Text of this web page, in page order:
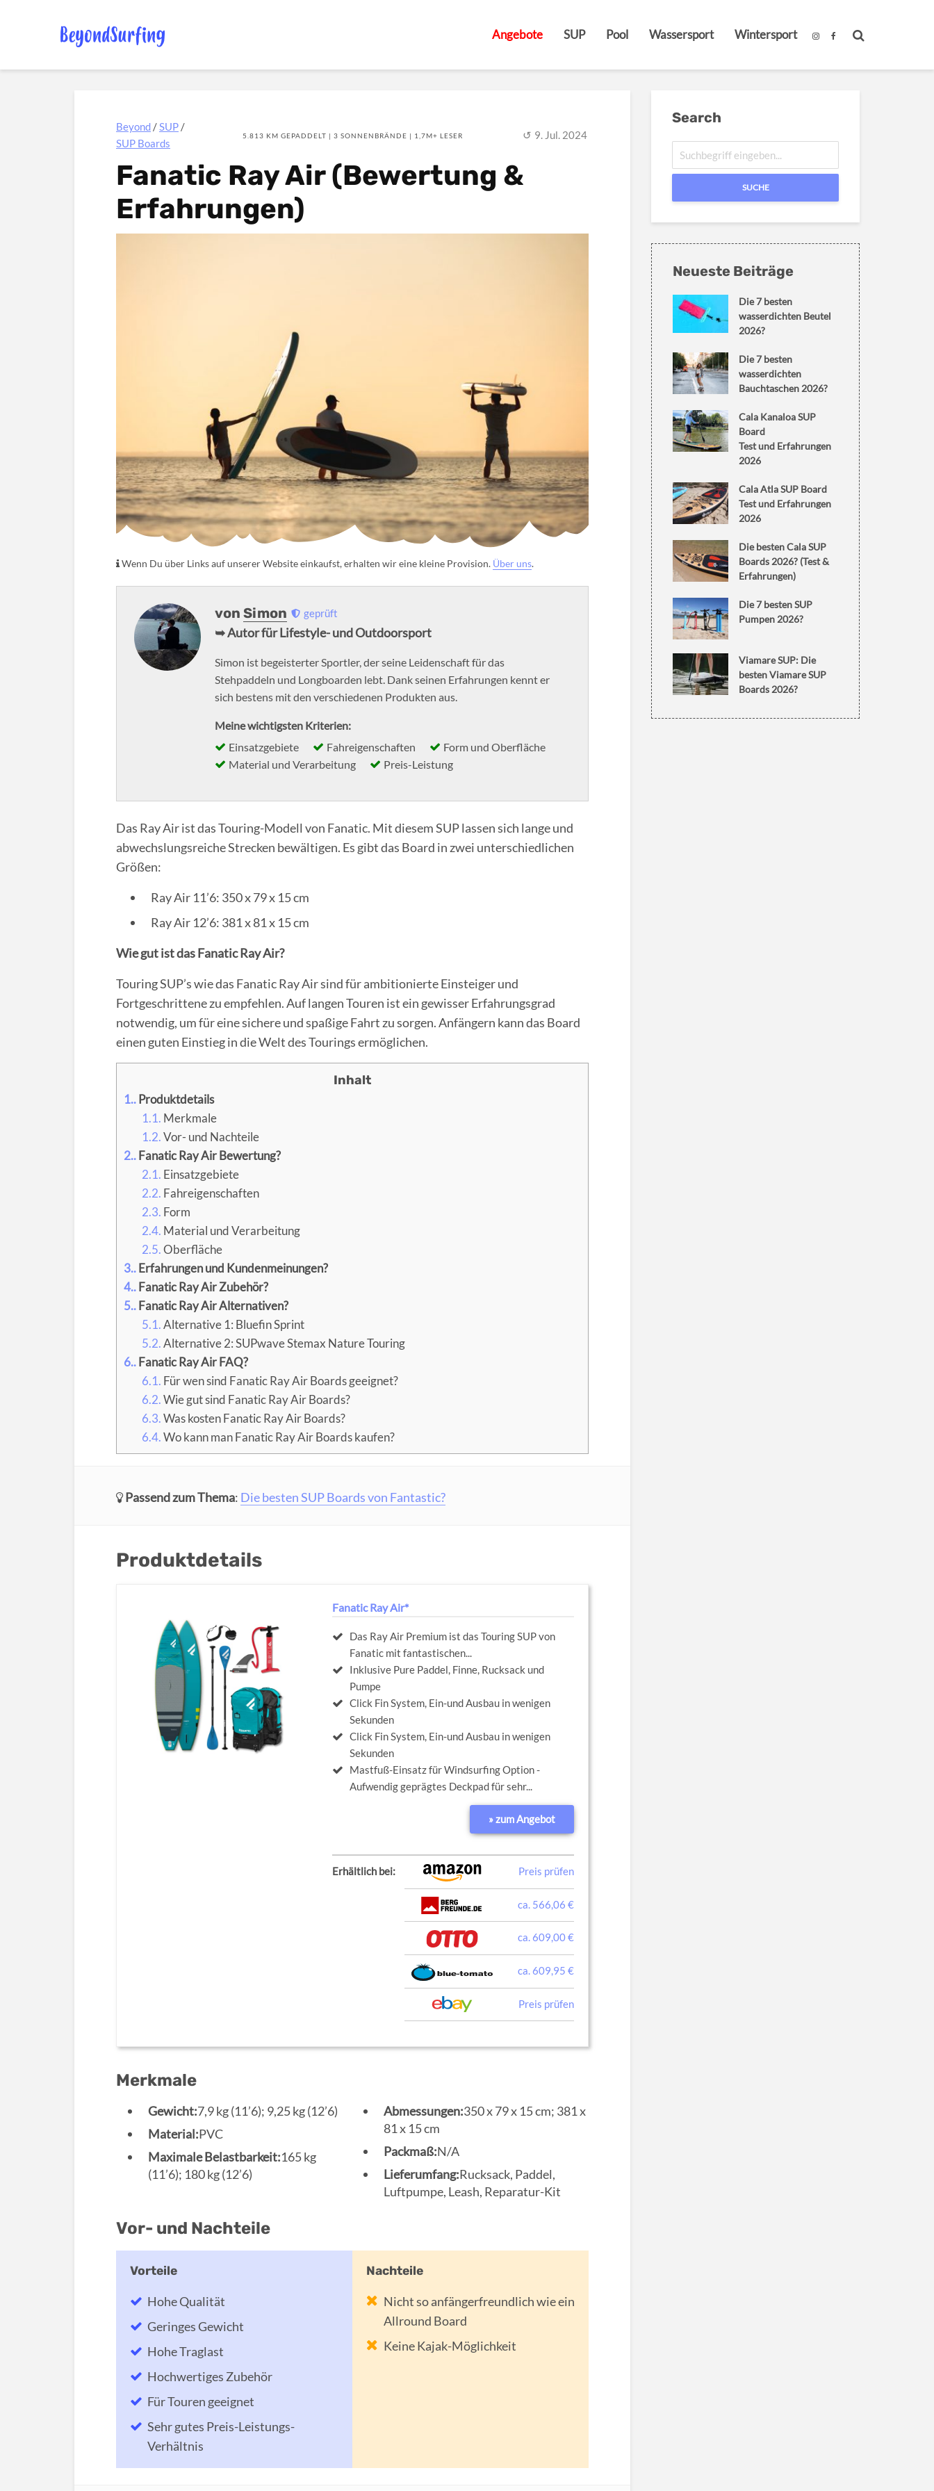
Angebote SUP Pool Wassersport Wintersport
Beyond /SUP /
SUP Boards
5.813 KM GEPADDELT | 3 SONNENBRÄNDE | 1,7M+ LESER 9. Jul. 2024
Fanatic Ray Air (Bewertung &
Erfahrungen)
Wenn Du über Links auf unserer Website einkaufst, erhalten wir eine kleine Provision. Über uns.
vonSimon geprüft
➥ Autor für Lifestyle- und Outdoorsport
Simon ist begeisterter Sportler, der seine Leidenschaft für das
Stehpaddeln und Longboarden lebt. Dank seinen Erfahrungen kennt er
sich bestens mit den verschiedenen Produkten aus.
Meine wichtigsten Kriterien:
Einsatzgebiete
Fahreigenschaften
Form und Oberfläche
Material und Verarbeitung
Preis-Leistung
Das Ray Air ist das Touring-Modell von Fanatic. Mit diesem SUP lassen sich lange und
abwechslungsreiche Strecken bewältigen. Es gibt das Board in zwei unterschiedlichen
Größen:
Ray Air 11’6: 350 x 79 x 15 cm
Ray Air 12’6: 381 x 81 x 15 cm
Wie gut ist das Fanatic Ray Air?
Touring SUP’s wie das Fanatic Ray Air sind für ambitionierte Einsteiger und
Fortgeschrittene zu empfehlen. Auf langen Touren ist ein gewisser Erfahrungsgrad
notwendig, um für eine sichere und spaßige Fahrt zu sorgen. Anfängern kann das Board
einen guten Einstieg in die Welt des Tourings ermöglichen.
1. Produktdetails
1.1. Merkmale
1.2.Vor- und Nachteile
2. Fanatic Ray Air Bewertung?
2.1. Einsatzgebiete
2.2. Fahreigenschaften
2.3. Form
2.4. Material und Verarbeitung
2.5.Oberfläche
3. Erfahrungen und Kundenmeinungen?
4. Fanatic Ray Air Zubehör?
5. Fanatic Ray Air Alternativen?
5.1.Alternative 1: Bluefin Sprint
5.2.Alternative 2: SUPwave Stemax Nature Touring
6. Fanatic Ray Air FAQ?
6.1. Für wen sind Fanatic Ray Air Boards geeignet?
6.2.Wie gut sind Fanatic Ray Air Boards?
6.3.Was kosten Fanatic Ray Air Boards?
6.4.Wo kann man Fanatic Ray Air Boards kaufen?
Passend zum Thema: Die besten SUP Boards von Fantastic?
Produktdetails
Fanatic Ray Air*
Das Ray Air Premium ist das Touring SUP von
Fanatic mit fantastischen...
Inklusive Pure Paddel, Finne, Rucksack und
Pumpe
Click Fin System, Ein-und Ausbau in wenigen
Sekunden
Click Fin System, Ein-und Ausbau in wenigen
Sekunden
Mastfuß-Einsatz für Windsurfing Option -
Aufwendig geprägtes Deckpad für sehr...
» zum Angebot
Erhältlich bei: Preis prüfen
ca. 566,06 €
ca. 609,00 €
ca. 609,95 €
Preis prüfen
Merkmale
Gewicht:7,9 kg (11’6); 9,25 kg (12’6)
Material:PVC
Maximale Belastbarkeit:165 kg
(11’6); 180 kg (12’6)
Abmessungen:350 x 79 x 15 cm; 381 x
81 x 15 cm
Packmaß:N/A
Lieferumfang:Rucksack, Paddel,
Luftpumpe, Leash, Reparatur-Kit
Vor- und Nachteile
Hohe Qualität
Geringes Gewicht
Hohe Traglast
Hochwertiges Zubehör
Für Touren geeignet
Sehr gutes Preis-Leistungs-
Verhältnis
Nicht so anfängerfreundlich wie ein
Allround Board
Keine Kajak-Möglichkeit
Search
SUCHE
Neueste Beiträge
Die 7 besten
wasserdichten Beutel
2026?
Die 7 besten
wasserdichten
Bauchtaschen 2026?
Cala Kanaloa SUP
Board
Test und Erfahrungen
2026
Cala Atla SUP Board
Test und Erfahrungen
2026
Die besten Cala SUP
Boards 2026? (Test &
Erfahrungen)
Die 7 besten SUP
Pumpen 2026?
Viamare SUP: Die
besten Viamare SUP
Boards 2026?